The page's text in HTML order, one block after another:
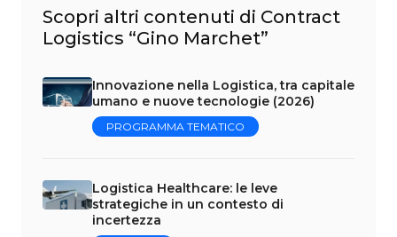
Scopri altri contenuti di Contract
Logistics “Gino Marchet”
Innovazione nella Logistica, tra capitale
umano e nuove tecnologie (2026)
PROGRAMMA TEMATICO
Logistica Healthcare: le leve
strategiche in un contesto di
incertezza